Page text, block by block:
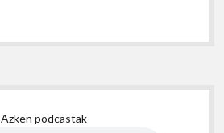
Azken podcastak